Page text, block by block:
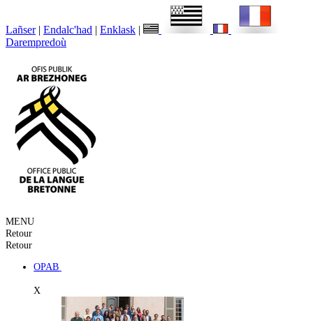
Lañser | Endalc'had | Enklask |
Darempredoù
MENU
Retour
Retour
OPAB
X